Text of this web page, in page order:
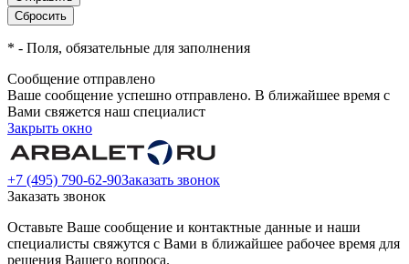
* - Поля, обязательные для заполнения
Сообщение отправлено
Ваше сообщение успешно отправлено. В ближайшее время с
Вами свяжется наш специалист
Закрыть окно
+7 (495) 790-62-90Заказать звонок
Заказать звонок
Оставьте Ваше сообщение и контактные данные и наши
специалисты свяжутся с Вами в ближайшее рабочее время для
решения Вашего вопроса.